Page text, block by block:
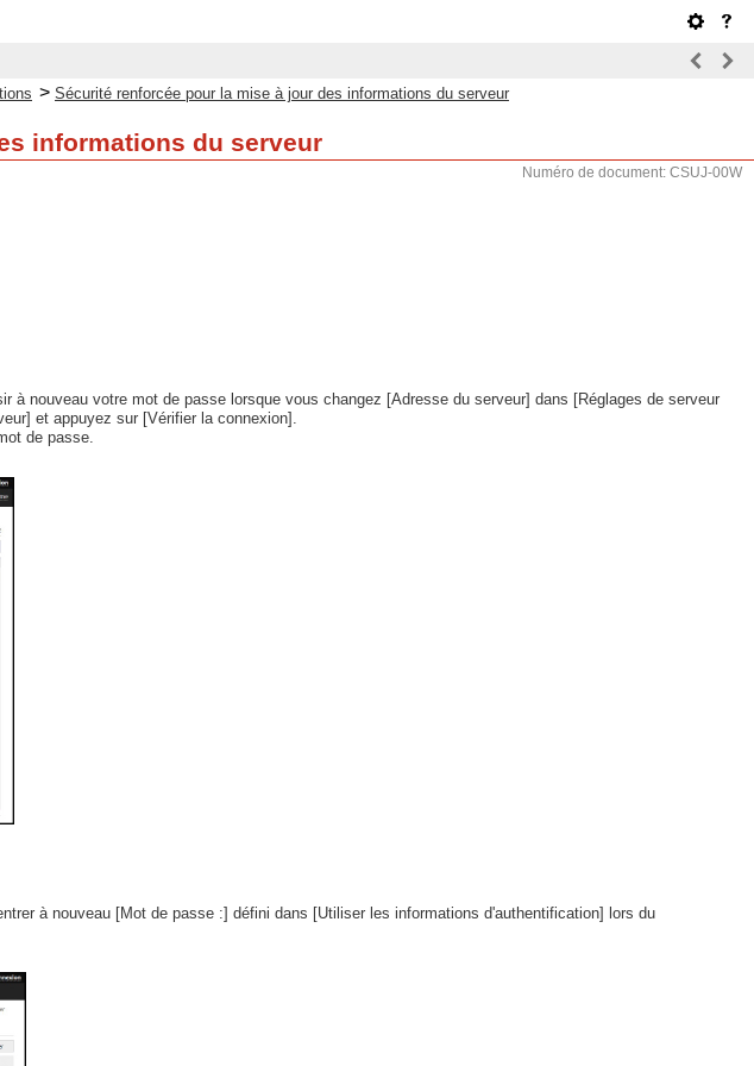
> Sécurité renforcée pour la mise à jour des informations du serveur
informations du serveur
Numéro de document: CSUJ-00W
nouveau votre mot de passe lorsque vous changez [Adresse du serveur] dans [Réglages de serveur
et appuyez sur [Vérifier la connexion].
de passe.
à nouveau [Mot de passe :] défini dans [Utiliser les informations d'authentification] lors du